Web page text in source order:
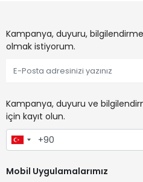
Kampanya, duyuru,
olmak istiyorum.
Kampanya, duyuru ve
için kayıt olun.
Mobil Uygulamalarımız